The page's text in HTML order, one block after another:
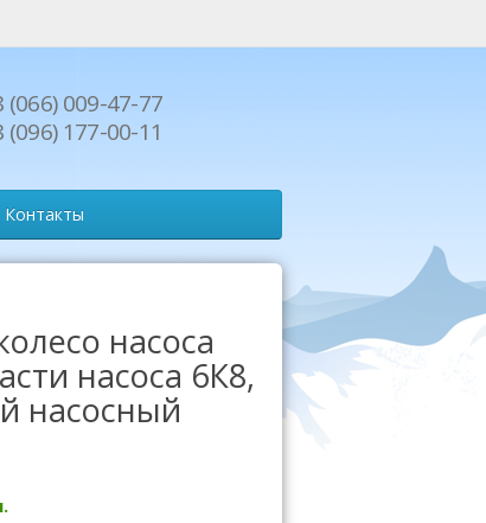
(066) 009-47-77
(096) 177-00-11
Контакты
насоса
насоса 6К8,
насосный